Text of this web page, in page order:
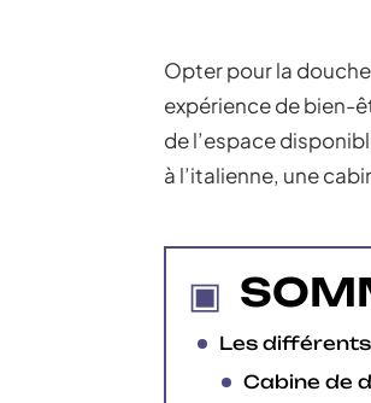
Opter pour la
expérience de bien-
de l’espace
à l’italienne, une
Les
Cabine de